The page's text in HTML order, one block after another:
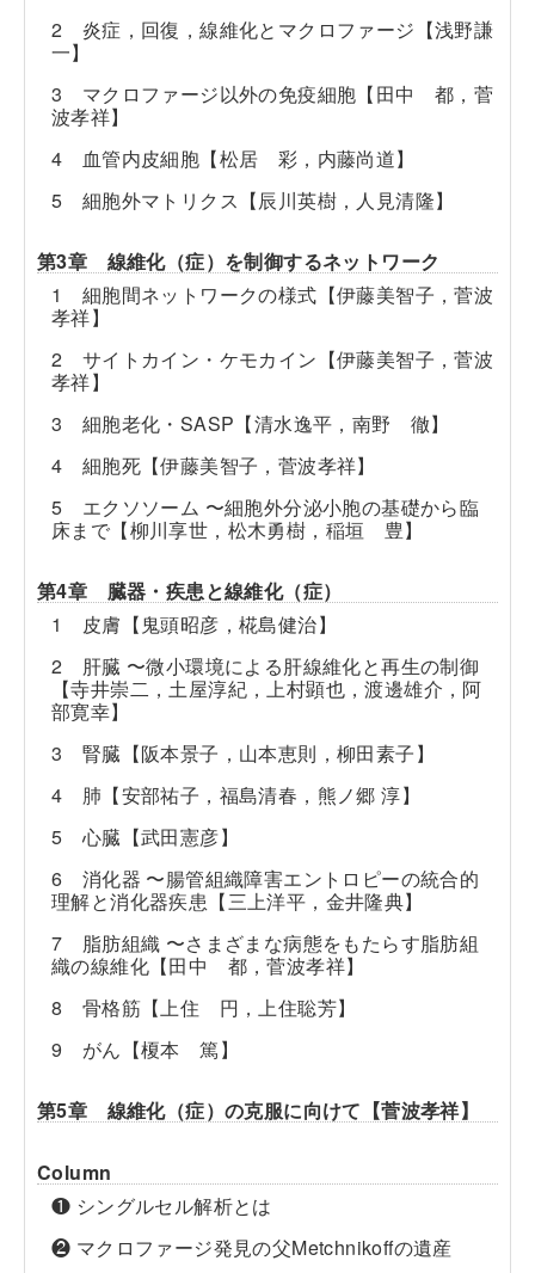
2 炎症，回復，線維化とマクロファージ【浅野謙
一】
3 マクロファージ以外の免疫細胞【田中 都，菅
波孝祥】
4 血管内皮細胞【松居 彩，内藤尚道】
5 細胞外マトリクス【辰川英樹，人見清隆】
第3章 線維化（症）を制御するネットワーク
1 細胞間ネットワークの様式【伊藤美智子，菅波
孝祥】
2 サイトカイン・ケモカイン【伊藤美智子，菅波
孝祥】
3 細胞老化・SASP【清水逸平，南野 徹】
4 細胞死【伊藤美智子，菅波孝祥】
5 エクソソーム 〜細胞外分泌小胞の基礎から臨
床まで【柳川享世，松木勇樹，稲垣 豊】
第4章 臓器・疾患と線維化（症）
1 皮膚【鬼頭昭彦，椛島健治】
2 肝臓 〜微小環境による肝線維化と再生の制御
【寺井崇二，土屋淳紀，上村顕也，渡邊雄介，阿
部寛幸】
3 腎臓【阪本景子，山本恵則，柳田素子】
4 肺【安部祐子，福島清春，熊ノ郷 淳】
5 心臓【武田憲彦】
6 消化器 〜腸管組織障害エントロピーの統合的
理解と消化器疾患【三上洋平，金井隆典】
7 脂肪組織 〜さまざまな病態をもたらす脂肪組
織の線維化【田中 都，菅波孝祥】
8 骨格筋【上住 円，上住聡芳】
9 がん【榎本 篤】
第5章 線維化（症）の克服に向けて【菅波孝祥】
Column
❶ シングルセル解析とは
❷ マクロファージ発見の父Metchnikoffの遺産